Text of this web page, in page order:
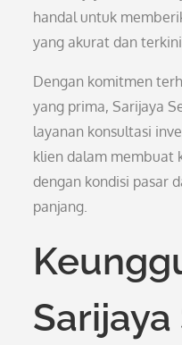
handal untuk
yang akurat dan
Dengan komitmen
yang prima, Sarijaya
layanan konsultasi
klien dalam membuat
dengan kondisi pasar
panjang.